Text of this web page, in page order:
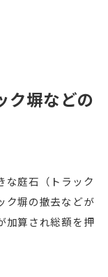
ク塀などの
な庭石（トラック
ク塀の撤去などが
加算され総額を押